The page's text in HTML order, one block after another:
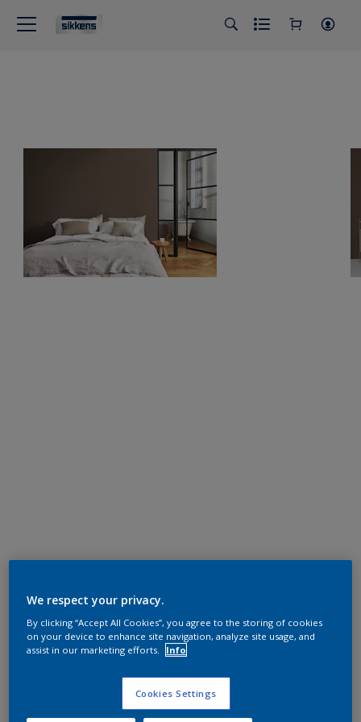
We respect your privacy.
By clicking “Accept All Cookies”, you agree to the storing of cookies
on your device to enhance site navigation, analyze site usage, and
assist in our marketing efforts.
Info
Cookies Settings